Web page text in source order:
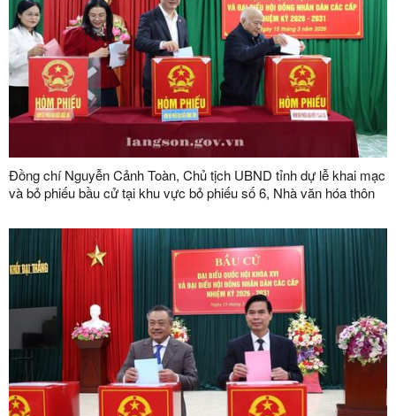
Đồng chí Nguyễn Cảnh Toàn, Chủ tịch UBND tỉnh dự lễ khai mạc
và bỏ phiếu bầu cử tại khu vực bỏ phiếu số 6, Nhà văn hóa thôn